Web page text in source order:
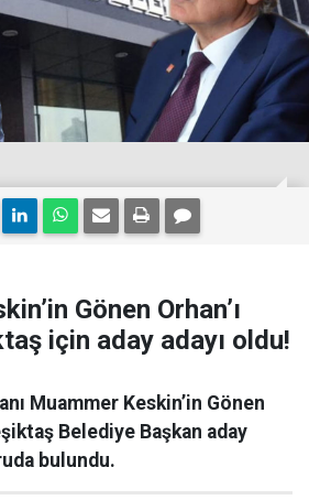
Gönen Orhan’ı
için aday adayı oldu!
Muammer Keskin’in Gönen
Belediye Başkan aday
bulundu.